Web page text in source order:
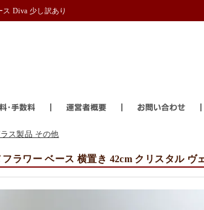
Diva 少し訳あり
ス製品 その他
ラワー ベース 横置き 42cm クリスタル ヴ